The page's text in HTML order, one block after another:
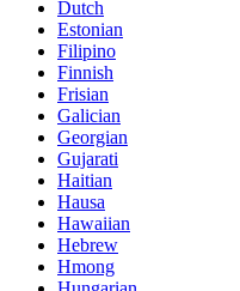
Dutch
Estonian
Filipino
Finnish
Frisian
Galician
Georgian
Gujarati
Haitian
Hausa
Hawaiian
Hebrew
Hmong